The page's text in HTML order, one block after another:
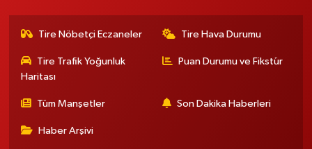
Tire Nöbetçi Eczaneler Tire Hava Durumu
Tire Trafik Yoğunluk
Haritası
Puan Durumu ve Fikstür
Tüm Manşetler Son Dakika Haberleri
Haber Arşivi